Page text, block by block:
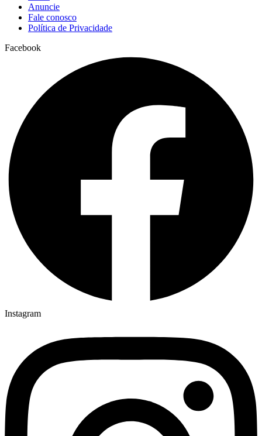
Anuncie
Fale conosco
Política de Privacidade
Facebook
Instagram